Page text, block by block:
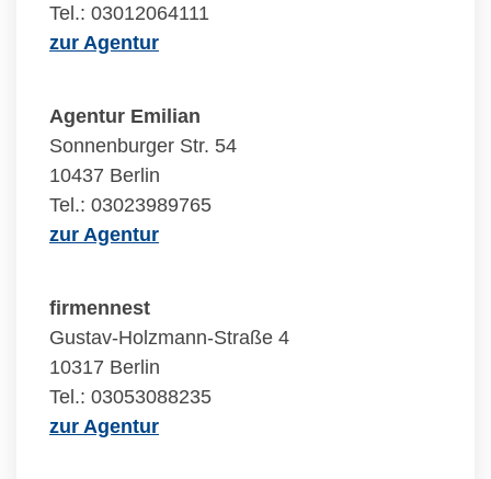
Tel.: 03012064111
zur Agentur
Agentur Emilian
Sonnenburger Str. 54
10437 Berlin
Tel.: 03023989765
zur Agentur
firmennest
Gustav-Holzmann-Straße 4
10317 Berlin
Tel.: 03053088235
zur Agentur